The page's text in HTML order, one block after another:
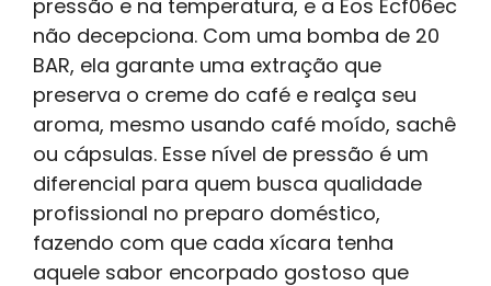
pressão e na temperatura, e a Eos Ecf06ec
não decepciona. Com uma bomba de 20
BAR, ela garante uma extração que
preserva o creme do café e realça seu
aroma, mesmo usando café moído, sachê
ou cápsulas. Esse nível de pressão é um
diferencial para quem busca qualidade
profissional no preparo doméstico,
fazendo com que cada xícara tenha
aquele sabor encorpado gostoso que